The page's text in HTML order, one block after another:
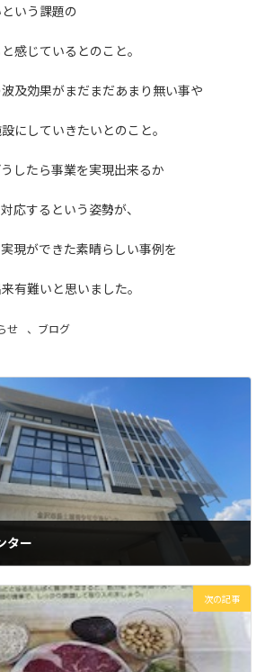
いう課題の
感じているとのこと。
及効果がまだまだあまり無い事や
にしていきたいとのこと。
したら事業を実現出来るか
応するという姿勢が、
現ができた素晴らしい事例を
有難いと思いました。
せ 、 ブログ
ター
次の記事